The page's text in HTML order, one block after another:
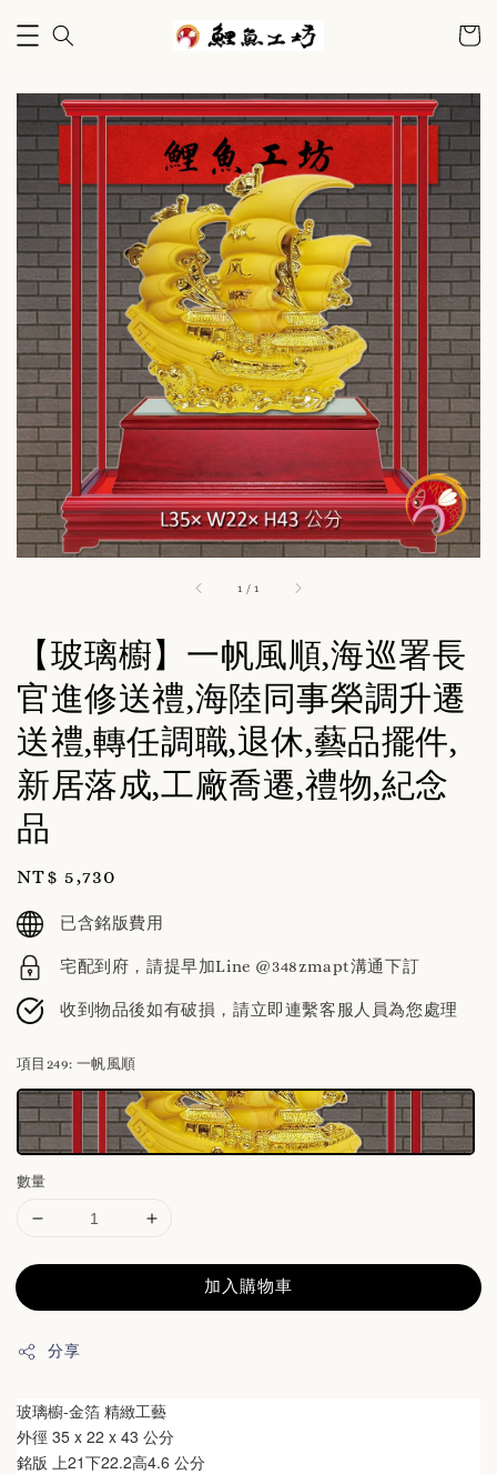
1 /1
【玻璃櫥】一帆風順,海巡署長
官進修送禮,海陸同事榮調升遷
送禮,轉任調職,退休,藝品擺件,
新居落成,工廠喬遷,禮物,紀念
品
Regular
price
NT$ 5,730
已含銘版費用
宅配到府，請提早加Line @348zmapt溝通下訂
收到物品後如有破損，請立即連繫客服人員為您處理
項目249: 一帆風順
數量
加入購物車
分享
玻璃櫥-金箔 精緻工藝
外徑 35 x 22 x 43 公分
銘版 上21下22.2高4.6 公分